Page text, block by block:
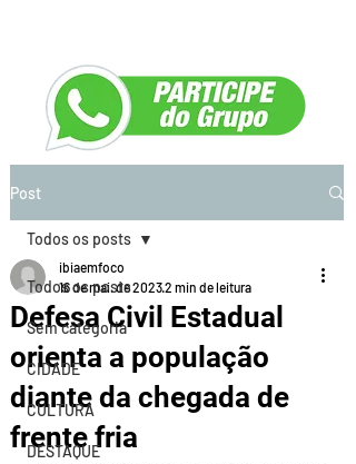
Post
Todos os posts
Sem categoria
CIDADE
CULTURA
DESTAQUE
Todos os posts
Defesa Civil Estadual
orienta a população
diante da chegada de
frente fria
ibiaemfoco
16 de mai. de 20232 min de leitura